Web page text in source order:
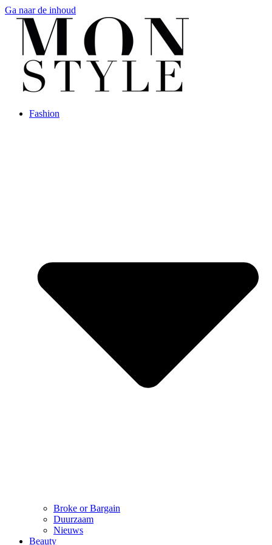
Ga naar de inhoud
Fashion
Broke or Bargain
Duurzaam
Nieuws
Beauty